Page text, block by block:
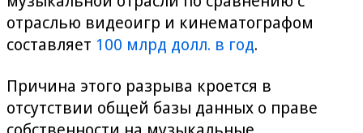
отраслью видеоигр и кинематографом
составляет 100 млрд долл. в год.
Причина этого разрыва кроется в
отсутствии общей базы данных о праве